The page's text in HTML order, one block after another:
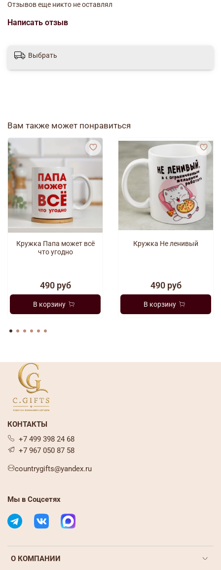
Отзывов еще никто не оставлял
Написать отзыв
Выбрать
Вам также может понравиться
Кружка Папа может всё
что угодно
490 руб
В корзину
Кружка Не ленивый
490 руб
В корзину
О КОМПАНИИ
КОНТАКТЫ
+7 499 398 24 68
+7 967 050 87 58
countrygifts@yandex.ru
Мы в Соцсетях